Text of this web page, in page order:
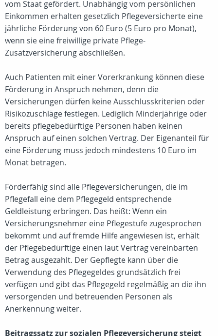
vom Staat gefördert. Unabhängig vom persönlichen
Einkommen erhalten gesetzlich Pflegeversicherte eine
jährliche Förderung von 60 Euro (5 Euro pro Monat),
wenn sie eine freiwillige private Pflege-
Zusatzversicherung abschließen.
Auch Patienten mit einer Vorerkrankung können diese
Förderung in Anspruch nehmen, denn die
Versicherungen dürfen keine Ausschlusskriterien oder
Risikozuschläge festlegen. Lediglich Minderjährige oder
bereits pflegebedürftige Personen haben keinen
Anspruch auf einen solchen Vertrag. Der Eigenanteil für
eine Förderung muss jedoch mindestens 10 Euro im
Monat betragen.
Förderfähig sind alle Pflegeversicherungen, die im
Pflegefall eine dem Pflegegeld entsprechende
Geldleistung erbringen. Das heißt: Wenn ein
Versicherungsnehmer eine Pflegestufe zugesprochen
bekommt und auf fremde Hilfe angewiesen ist, erhält
der Pflegebedürftige einen laut Vertrag vereinbarten
Betrag ausgezahlt. Der Gepflegte kann über die
Verwendung des Pflegegeldes grundsätzlich frei
verfügen und gibt das Pflegegeld regelmäßig an die ihn
versorgenden und betreuenden Personen als
Anerkennung weiter.
Beitragssatz zur sozialen Pflegeversicherung steigt